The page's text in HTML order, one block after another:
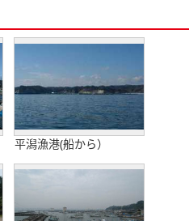
平潟漁港(船から）